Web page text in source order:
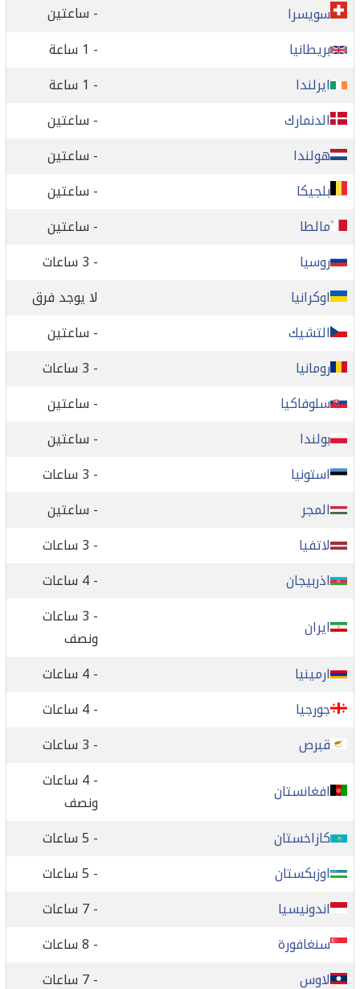
سويسرا
- ساعتين
بريطانيا
- 1 ساعة
ايرلندا
- 1 ساعة
الدنمارك
- ساعتين
هولندا
- ساعتين
بلجيكا
- ساعتين
مالطا
- ساعتين
روسيا
- 3 ساعات
اوكرانيا
لا يوجد فرق
التشيك
- ساعتين
رومانيا
- 3 ساعات
سلوفاكيا
- ساعتين
بولندا
- ساعتين
استونيا
- 3 ساعات
المجر
- ساعتين
لاتفيا
- 3 ساعات
اذربيجان
- 4 ساعات
ايران
- 3 ساعات
ونصف
ارمينيا
- 4 ساعات
جورجيا
- 4 ساعات
قبرص
- 3 ساعات
افغانستان
- 4 ساعات
ونصف
كازاخستان
- 5 ساعات
اوزبكستان
- 5 ساعات
اندونيسيا
- 7 ساعات
سنغافورة
- 8 ساعات
لاوس
- 7 ساعات